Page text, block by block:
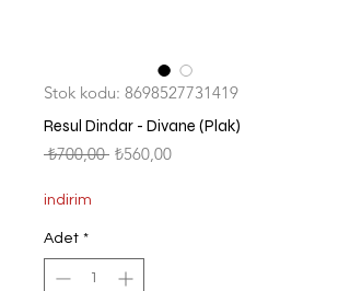
Stok kodu: 8698527731419
Resul Dindar - Divane (Plak)
₺700,00 Normal
₺560,00İndirimli
indirim
Adet *